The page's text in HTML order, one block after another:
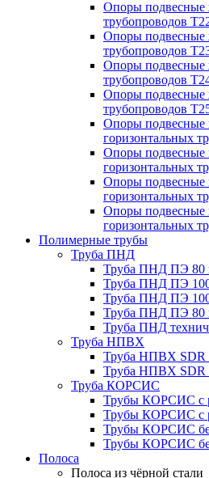
Опоры подвесные
трубопроводов
Опоры подвесные
трубопроводов
Опоры подвесные
трубопроводов
Опоры подвесные
трубопроводов
Опоры
горизонтальных
Опоры
горизонтальных
Опоры
горизонтальных
Опоры
горизонтальных
Полимерные трубы
Труба ПНД
Труба ПНД ПЭ 80
Труба ПНД ПЭ 100
Труба ПНД ПЭ 100
Труба ПНД ПЭ 80
Труба ПНД
Труба НПВХ
Труба НПВХ SDR
Труба НПВХ SDR
Труба КОРСИС
Трубы КОРСИС с
Трубы КОРСИС с
Трубы КОРСИС
Трубы КОРСИС
Полоса
Полоса из чёрной стали